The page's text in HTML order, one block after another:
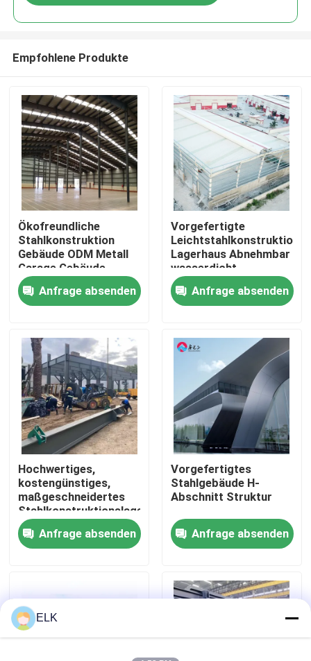
Zu Hause
Produkte
Über uns
Werksbesichtigung
Qualitätskontrolle
Kontakt mit uns
Neuigkeiten
Bitte um ein Angebot
Empfohlene Produkte
Ökofreundliche
Stahlkonstruktion
Gebäude ODM Metall
Garage Gebäude
Galvanisiert
Anfrage absenden
Vorgefertigte
Leichtstahlkonstruktion
Lagerhaus Abnehmbar
wasserdicht
Anfrage absenden
Hochwertiges,
kostengünstiges,
maßgeschneidertes
Stahlkonstruktionslager
Anfrage absenden
Vorgefertigtes
Stahlgebäude H-
Abschnitt Struktur
Anfrage absenden
ELK